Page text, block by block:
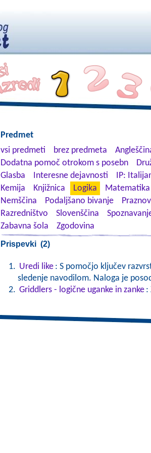
Predmet
vsi predmeti
brez predmeta
Dodatna pomoč otrokom s posebn
Glasba
Interesne dejavnosti IP:
Kemija
Knjižnica Logika Matematika
Nemščina
Podaljšano bivanje
Razredništvo
Slovenščina
Zabavna šola
Zgodovina
Prispevki (2)
Uredi like : S pomočjo ključev
sledenje navodilom. Naloga je
Griddlers - logične uganke in zanke :